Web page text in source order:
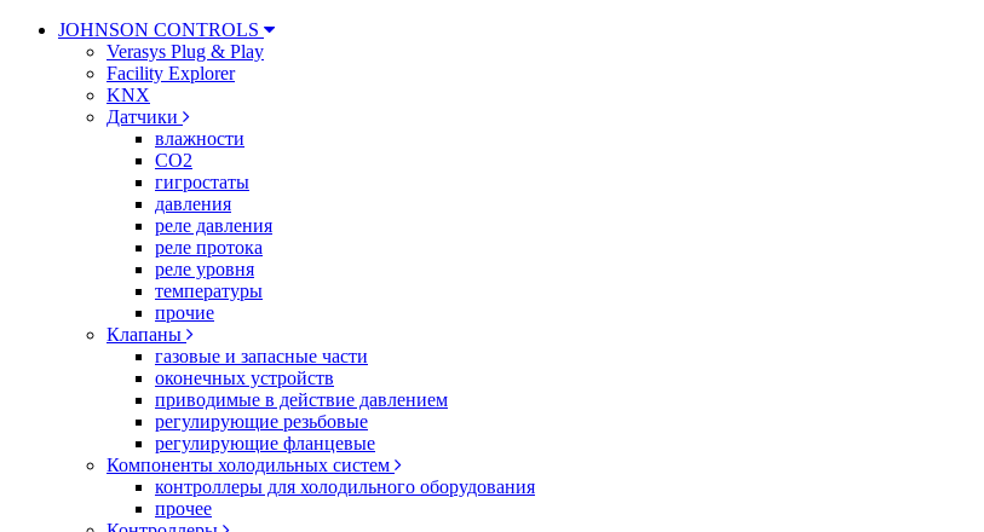
JOHNSON CONTROLS
Verasys Plug & Play
Facility Explorer
KNX
Датчики
влажности
CO2
гигростаты
давления
реле давления
реле протока
реле уровня
температуры
прочие
Клапаны
газовые и запасные части
оконечных устройств
приводимые в действие давлением
регулирующие резьбовые
регулирующие фланцевые
Компоненты холодильных систем
контроллеры для холодильного оборудования
прочее